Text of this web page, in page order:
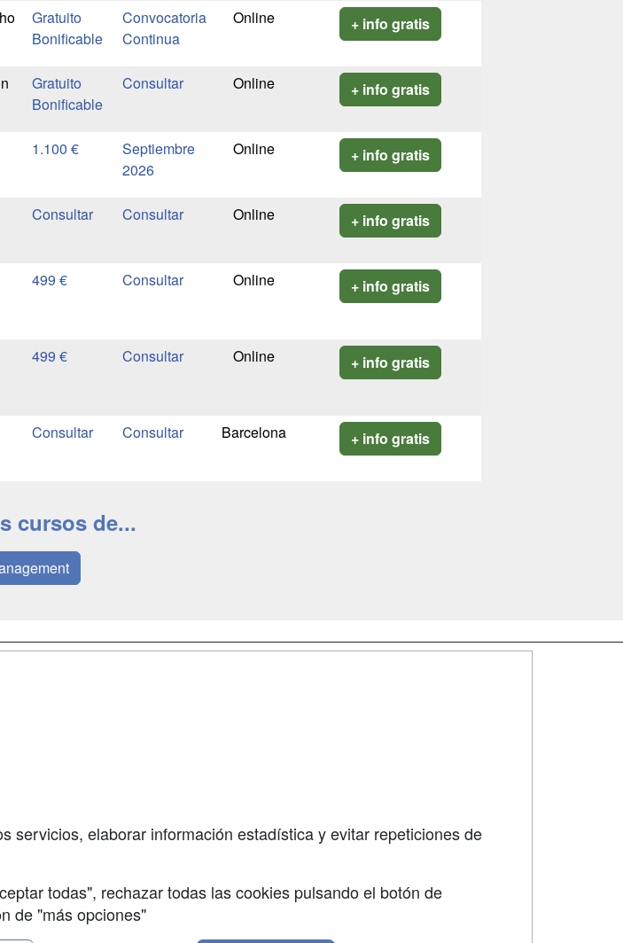
Gratuito
Bonificable
Convocatoria
Continua
Online + info gratis
Gratuito
Bonificable
Online + info gratis
1.100 €
Septiembre
2026
Online + info gratis
Online + info gratis
499 € Online + info gratis
499 € Online + info gratis
Barcelona + info gratis
cursos de...
servicios, elaborar información estadística y evitar repeticiones de
todas", rechazar todas las cookies pulsando el botón de
de "más opciones"